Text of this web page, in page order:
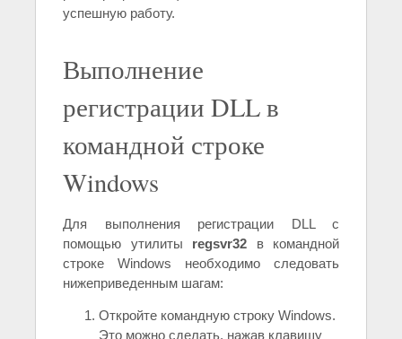
успешную работу.
Выполнение
регистрации DLL в
командной строке
Windows
Для выполнения регистрации DLL с
помощью утилиты regsvr32 в командной
строке Windows необходимо следовать
нижеприведенным шагам:
Откройте командную строку Windows.
Это можно сделать, нажав клавишу